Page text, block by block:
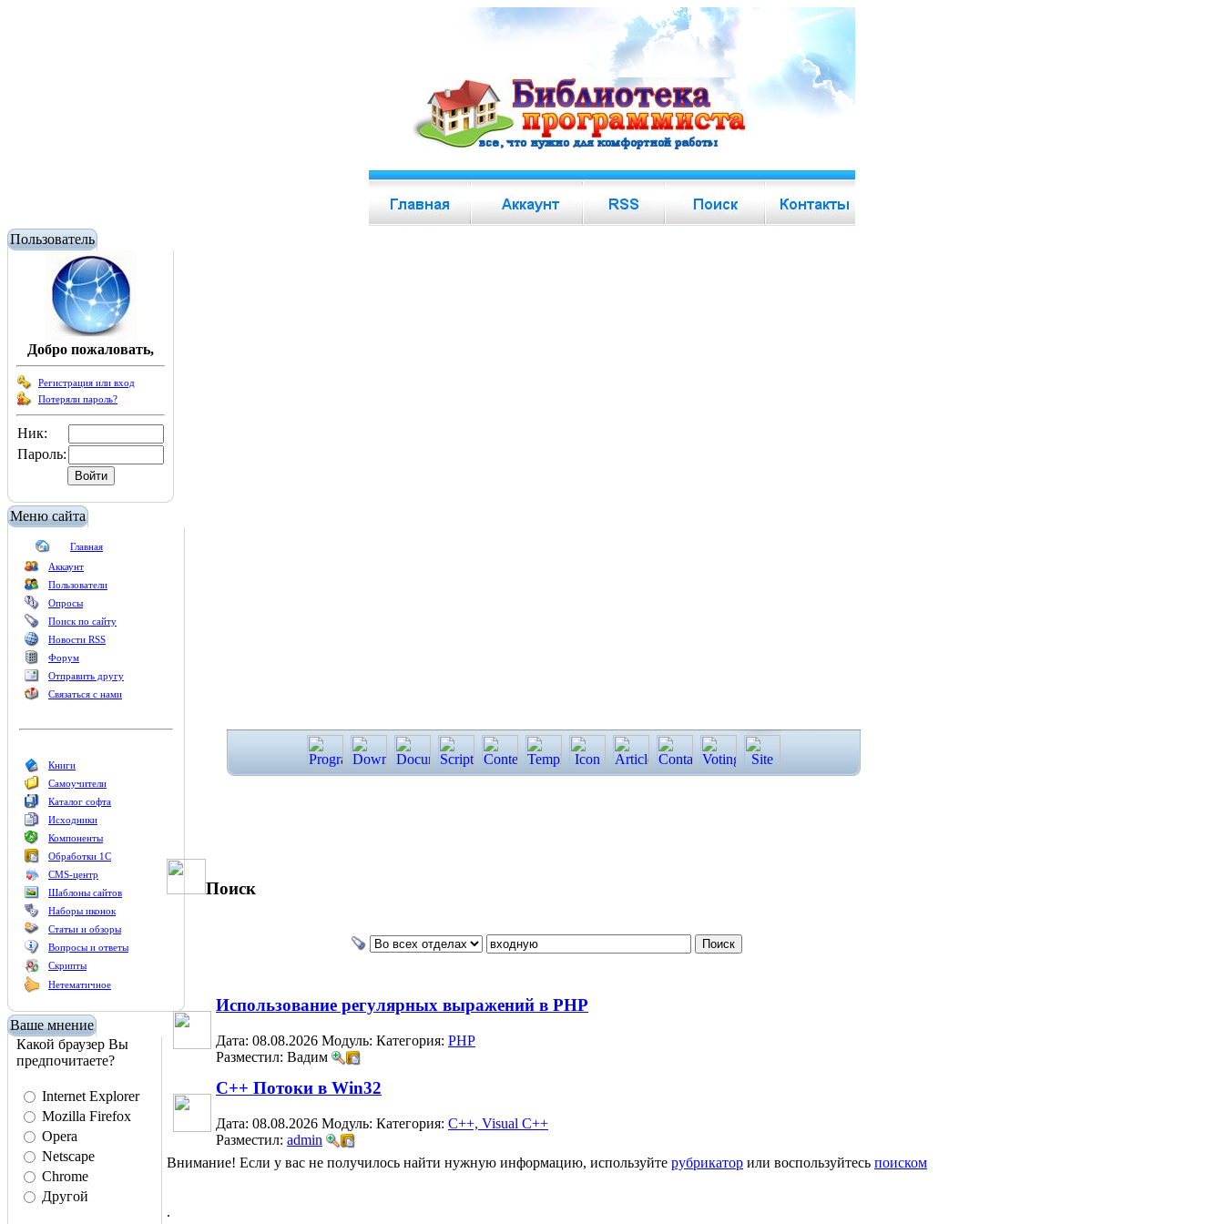
Пользователь
Добро пожаловать,
Регистрация или вход
Потеряли пароль?
Ник:
Пароль:
Меню сайта
Главная
Аккаунт
Пользователи
Опросы
Поиск по сайту
Новости RSS
Форум
Отправить другу
Связаться с нами
Книги
Самоучители
Каталог софта
Исходники
Компоненты
Обработки 1С
CMS-центр
Шаблоны сайтов
Наборы иконок
Статьи и обзоры
Вопросы и ответы
Скрипты
Нетематичное
Ваше мнение
Какой браузер Вы
предпочитаете?
Internet Explorer
Mozilla Firefox
Opera
Netscape
Chrome
Другой
Поиск
Использование регулярных выражений в PHP
Дата: 08.08.2026 Модуль: Категория: PHP
Разместил: Вадим
C++ Потоки в Win32
Дата: 08.08.2026 Модуль: Категория: С++, Visual C++
Разместил: admin
Внимание! Если у вас не получилось найти нужную информацию, используйте рубрикатор или воспользуйтесь поиском
.